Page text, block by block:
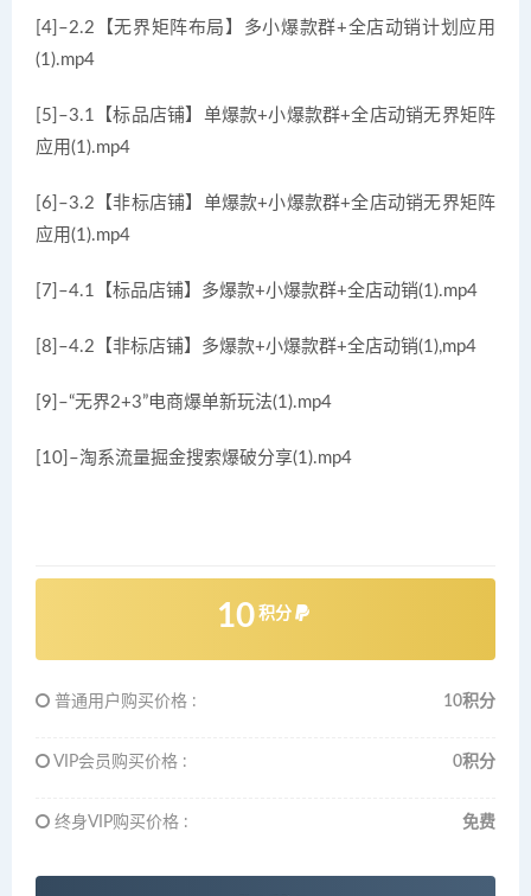
[4]–2.2【无界矩阵布局】多小爆款群+全店动销计划应用
(1).mp4
[5]–3.1【标品店铺】单爆款+小爆款群+全店动销无界矩阵
应用(1).mp4
[6]–3.2【非标店铺】单爆款+小爆款群+全店动销无界矩阵
应用(1).mp4
[7]–4.1【标品店铺】多爆款+小爆款群+全店动销(1).mp4
[8]–4.2【非标店铺】多爆款+小爆款群+全店动销(1),mp4
[9]–“无界2+3”电商爆单新玩法(1).mp4
[10]–淘系流量掘金搜索爆破分享(1).mp4
10 积分
普通用户购买价格 : 10积分
VIP会员购买价格 : 0积分
终身VIP购买价格 : 免费